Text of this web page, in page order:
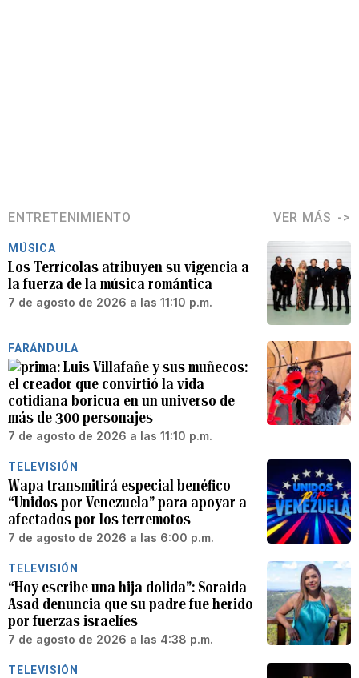
ENTRETENIMIENTO VER MÁS
MÚSICA
Los Terrícolas atribuyen su vigencia a
la fuerza de la música romántica
7 de agosto de 2026 a las 11:10 p.m.
FARÁNDULA
Luis Villafañe y sus muñecos:
el creador que convirtió la vida
cotidiana boricua en un universo de
más de 300 personajes
7 de agosto de 2026 a las 11:10 p.m.
TELEVISIÓN
Wapa transmitirá especial benéfico
“Unidos por Venezuela” para apoyar a
afectados por los terremotos
7 de agosto de 2026 a las 6:00 p.m.
TELEVISIÓN
“Hoy escribe una hija dolida”: Soraida
Asad denuncia que su padre fue herido
por fuerzas israelíes
7 de agosto de 2026 a las 4:38 p.m.
TELEVISIÓN